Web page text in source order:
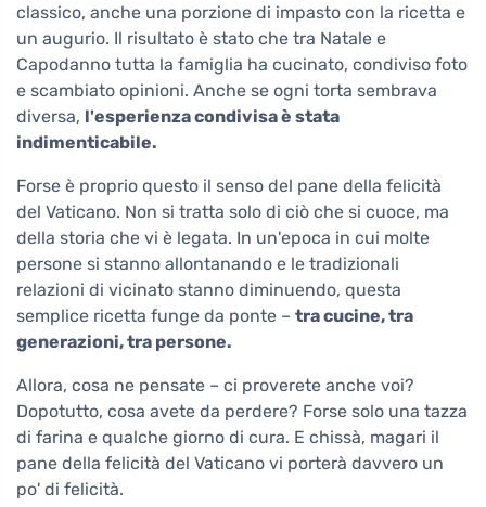
classico, anche una porzione di impasto con la ricetta e
un augurio. Il risultato è stato che tra Natale e
Capodanno tutta la famiglia ha cucinato, condiviso foto
e scambiato opinioni. Anche se ogni torta sembrava
diversa, l'esperienza condivisa è stata
indimenticabile.
Forse è proprio questo il senso del pane della felicità
del Vaticano. Non si tratta solo di ciò che si cuoce, ma
della storia che vi è legata. In un'epoca in cui molte
persone si stanno allontanando e le tradizionali
relazioni di vicinato stanno diminuendo, questa
semplice ricetta funge da ponte – tra cucine, tra
generazioni, tra persone.
Allora, cosa ne pensate – ci proverete anche voi?
Dopotutto, cosa avete da perdere? Forse solo una tazza
di farina e qualche giorno di cura. E chissà, magari il
pane della felicità del Vaticano vi porterà davvero un
po' di felicità.